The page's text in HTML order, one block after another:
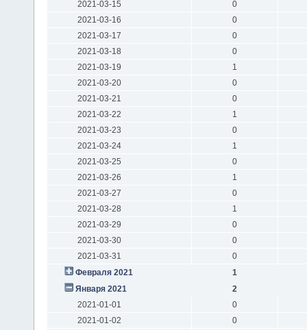
2021-03-15
0
2021-03-16
0
2021-03-17
0
2021-03-18
0
2021-03-19
1
2021-03-20
0
2021-03-21
0
2021-03-22
1
2021-03-23
0
2021-03-24
1
2021-03-25
0
2021-03-26
1
2021-03-27
0
2021-03-28
1
2021-03-29
0
2021-03-30
0
2021-03-31
0
Февраля 2021
1
Января 2021
2
2021-01-01
0
2021-01-02
0